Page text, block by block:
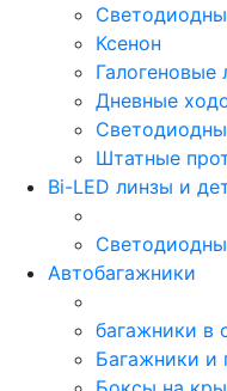
Ксенон
Галогеновые
Дневные
Штатные
Bi-LED линзы и
Автобагажники
багажники в
Багажники и